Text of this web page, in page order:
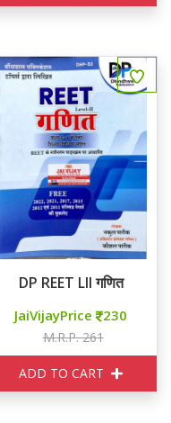
DP REET LII गणित
JaiVijayPrice 230
M.R.P. 261
ADD TO CART